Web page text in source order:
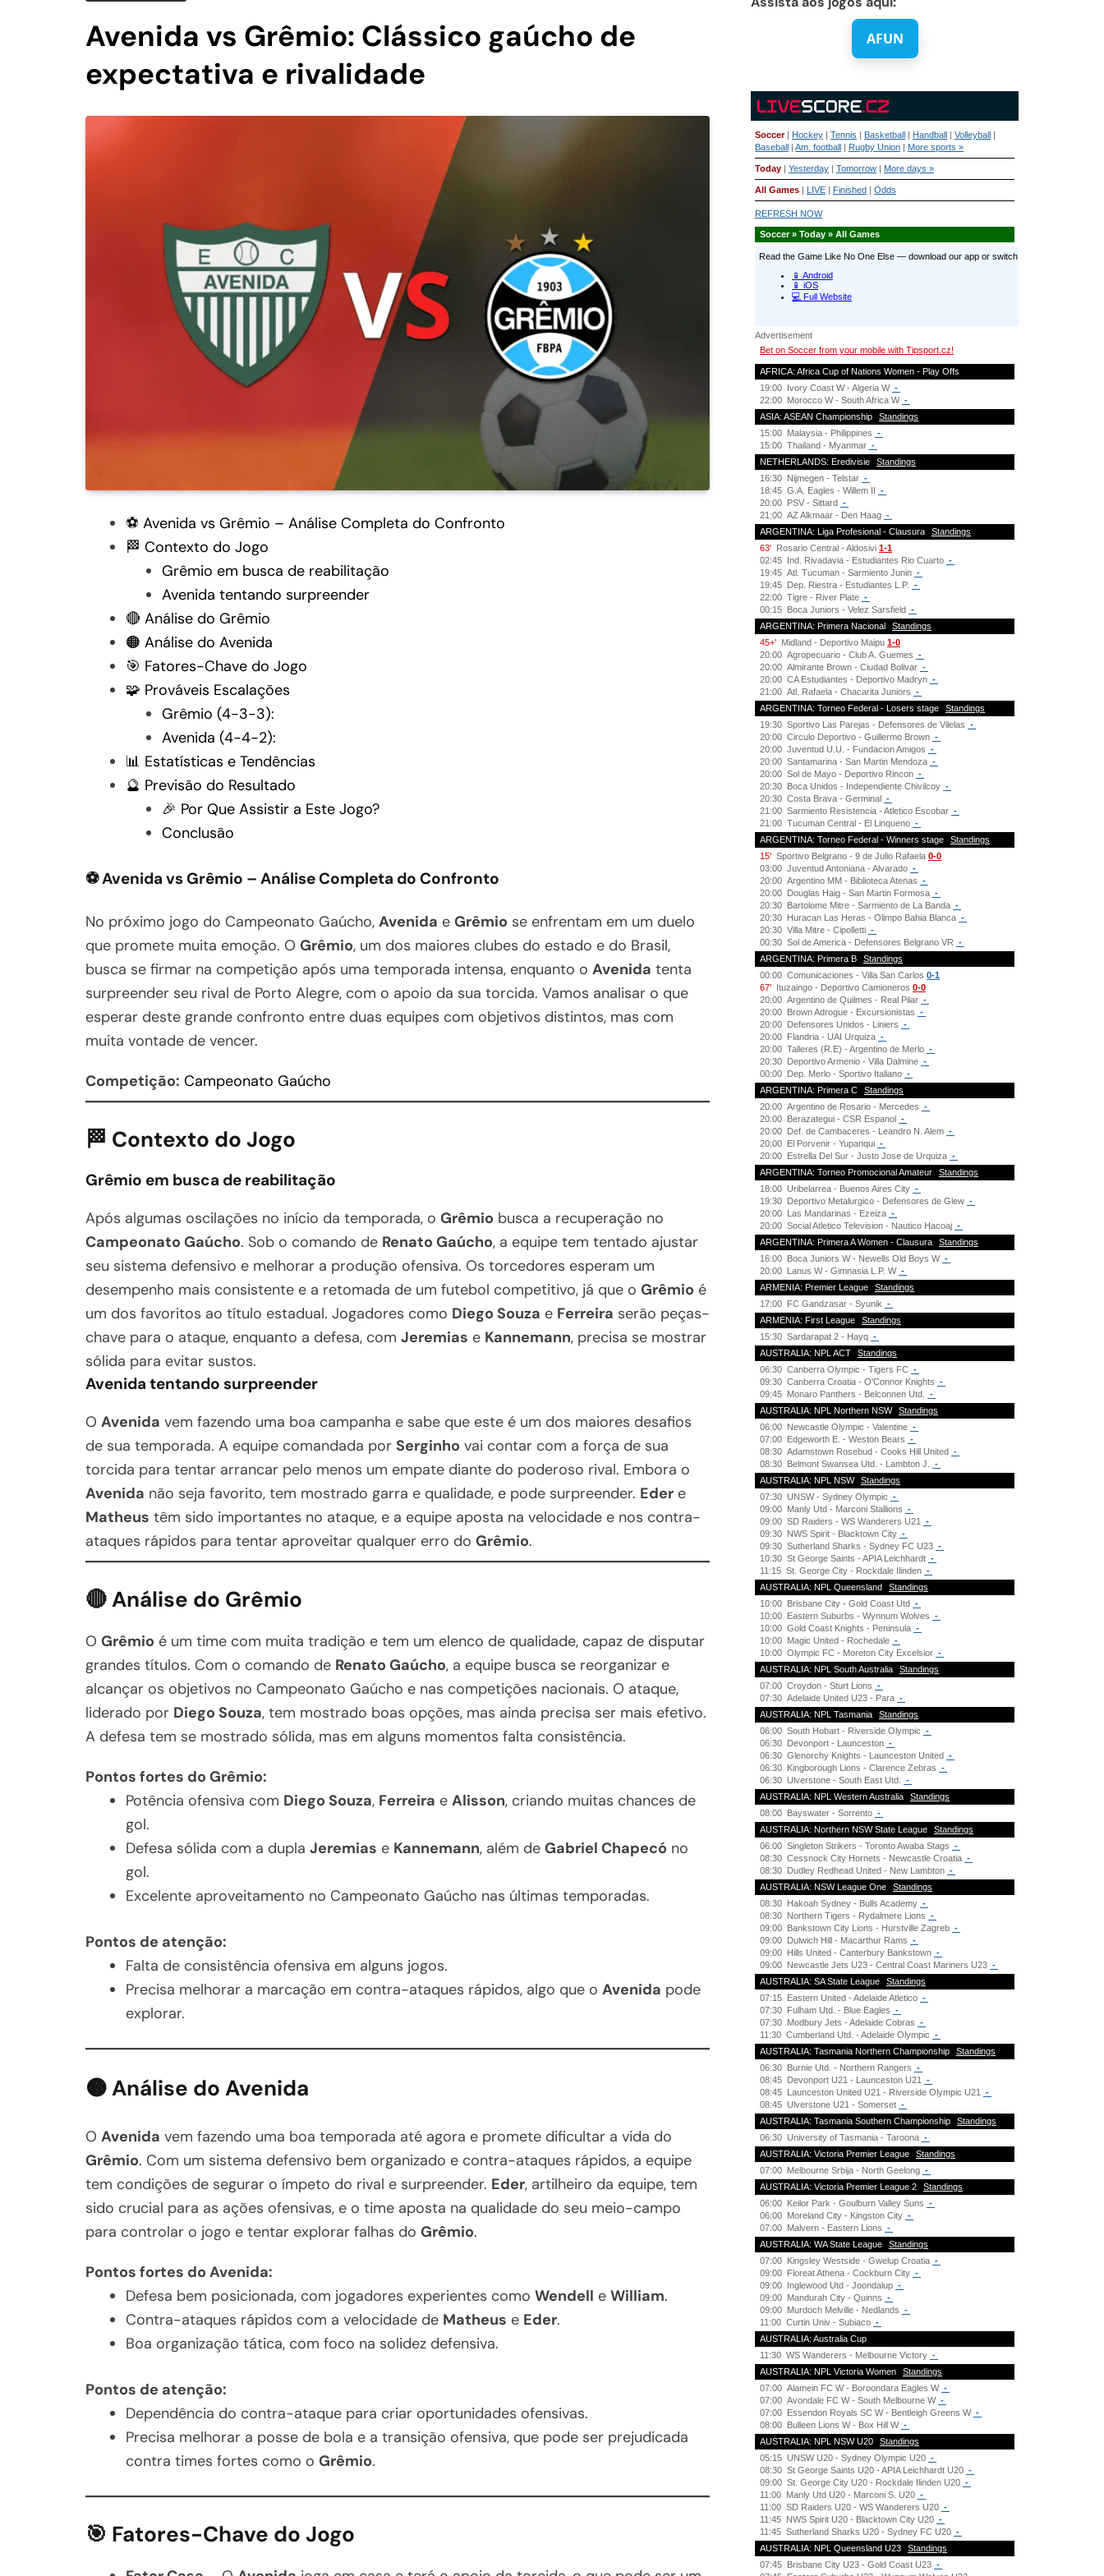
Avenida vs Grêmio: Clássico gaúcho de
expectativa e rivalidade
⚽ Avenida vs Grêmio – Análise Completa do Confronto
🏁 Contexto do Jogo
Grêmio em busca de reabilitação
Avenida tentando surpreender
🔴 Análise do Grêmio
🟠 Análise do Avenida
🎯 Fatores-Chave do Jogo
🧩 Prováveis Escalações
Grêmio (4-3-3):
Avenida (4-4-2):
📊 Estatísticas e Tendências
🔮 Previsão do Resultado
🎉 Por Que Assistir a Este Jogo?
Conclusão
⚽ Avenida vs Grêmio – Análise Completa do Confronto
No próximo jogo do Campeonato Gaúcho, Avenida e Grêmio se enfrentam em um duelo
que promete muita emoção. O Grêmio, um dos maiores clubes do estado e do Brasil,
busca se firmar na competição após uma temporada intensa, enquanto o Avenida tenta
surpreender seu rival de Porto Alegre, com o apoio da sua torcida. Vamos analisar o que
esperar deste grande confronto entre duas equipes com objetivos distintos, mas com
muita vontade de vencer.
Competição: Campeonato Gaúcho
🏁 Contexto do Jogo
Grêmio em busca de reabilitação
Após algumas oscilações no início da temporada, o Grêmio busca a recuperação no
Campeonato Gaúcho. Sob o comando de Renato Gaúcho, a equipe tem tentado ajustar
seu sistema defensivo e melhorar a produção ofensiva. Os torcedores esperam um
desempenho mais consistente e a retomada de um futebol competitivo, já que o Grêmio é
um dos favoritos ao título estadual. Jogadores como Diego Souza e Ferreira serão peças-
chave para o ataque, enquanto a defesa, com Jeremias e Kannemann, precisa se mostrar
sólida para evitar sustos.
Avenida tentando surpreender
O Avenida vem fazendo uma boa campanha e sabe que este é um dos maiores desafios
de sua temporada. A equipe comandada por Serginho vai contar com a força de sua
torcida para tentar arrancar pelo menos um empate diante do poderoso rival. Embora o
Avenida não seja favorito, tem mostrado garra e qualidade, e pode surpreender. Eder e
Matheus têm sido importantes no ataque, e a equipe aposta na velocidade e nos contra-
ataques rápidos para tentar aproveitar qualquer erro do Grêmio.
🔴 Análise do Grêmio
O Grêmio é um time com muita tradição e tem um elenco de qualidade, capaz de disputar
grandes títulos. Com o comando de Renato Gaúcho, a equipe busca se reorganizar e
alcançar os objetivos no Campeonato Gaúcho e nas competições nacionais. O ataque,
liderado por Diego Souza, tem mostrado boas opções, mas ainda precisa ser mais efetivo.
A defesa tem se mostrado sólida, mas em alguns momentos falta consistência.
Pontos fortes do Grêmio:
Potência ofensiva com Diego Souza, Ferreira e Alisson, criando muitas chances de
gol.
Defesa sólida com a dupla Jeremias e Kannemann, além de Gabriel Chapecó no
gol.
Excelente aproveitamento no Campeonato Gaúcho nas últimas temporadas.
Pontos de atenção:
Falta de consistência ofensiva em alguns jogos.
Precisa melhorar a marcação em contra-ataques rápidos, algo que o Avenida pode
explorar.
🟠 Análise do Avenida
O Avenida vem fazendo uma boa temporada até agora e promete dificultar a vida do
Grêmio. Com um sistema defensivo bem organizado e contra-ataques rápidos, a equipe
tem condições de segurar o ímpeto do rival e surpreender. Eder, artilheiro da equipe, tem
sido crucial para as ações ofensivas, e o time aposta na qualidade do seu meio-campo
para controlar o jogo e tentar explorar falhas do Grêmio.
Pontos fortes do Avenida:
Defesa bem posicionada, com jogadores experientes como Wendell e William.
Contra-ataques rápidos com a velocidade de Matheus e Eder.
Boa organização tática, com foco na solidez defensiva.
Pontos de atenção:
Dependência do contra-ataque para criar oportunidades ofensivas.
Precisa melhorar a posse de bola e a transição ofensiva, que pode ser prejudicada
contra times fortes como o Grêmio.
🎯 Fatores-Chave do Jogo
AFUN